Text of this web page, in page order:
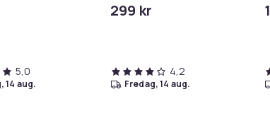
5,0
14 aug.
299 kr
4,2
fredag, 14 aug.